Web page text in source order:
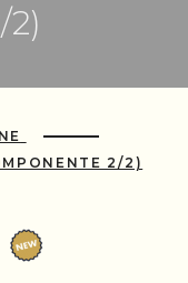
2/2)